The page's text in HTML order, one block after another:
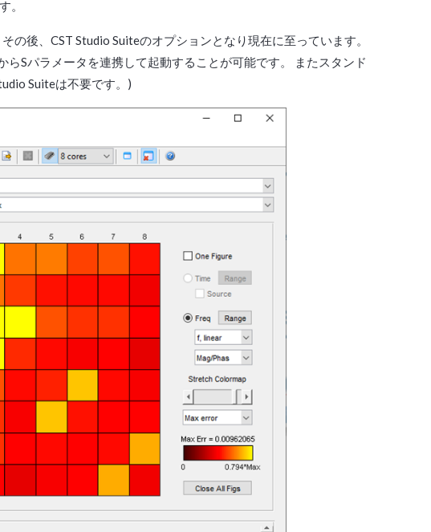
。
後、CST Studio Suiteのオプションとなり現在に至っています。
Sパラメータを連携して起動することが可能です。 またスタンド
Suiteは不要です。)